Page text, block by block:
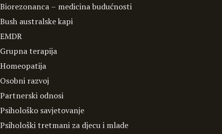
Biorezonanca – medicina budućnosti
Bush australske kapi
EMDR
Grupna terapija
Homeopatija
Osobni razvoj
Partnerski odnosi
Psihološko savjetovanje
Psihološki tretmani za djecu i mlade